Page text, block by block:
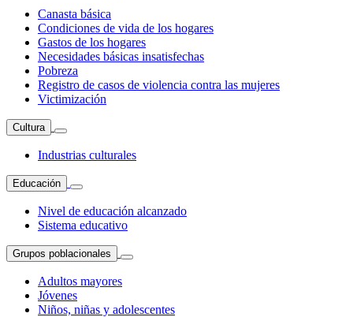
Canasta básica
Condiciones de vida de los hogares
Gastos de los hogares
Necesidades básicas insatisfechas
Pobreza
Registro de casos de violencia contra las mujeres
Victimización
Cultura
Industrias culturales
Educación
Nivel de educación alcanzado
Sistema educativo
Grupos poblacionales
Adultos mayores
Jóvenes
Niños, niñas y adolescentes